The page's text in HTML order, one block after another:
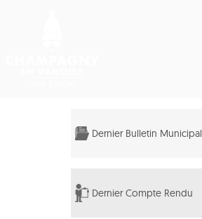
Dernier Bulletin Municipal
Dernier Compte Rendu